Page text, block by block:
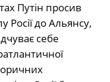
Путін просив
Росії до Альянсу,
себе